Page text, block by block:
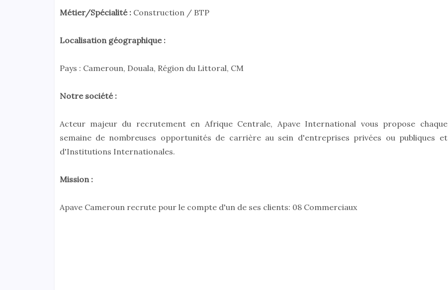
Métier/Spécialité : Construction / BTP
Localisation géographique :
Pays : Cameroun, Douala, Région du Littoral, CM
Notre société :
Acteur majeur du recrutement en Afrique Centrale, Apave International vous propose chaque
semaine de nombreuses opportunités de carrière au sein d'entreprises privées ou publiques et
d'Institutions Internationales.
Mission :
Apave Cameroun recrute pour le compte d'un de ses clients: 08 Commerciaux